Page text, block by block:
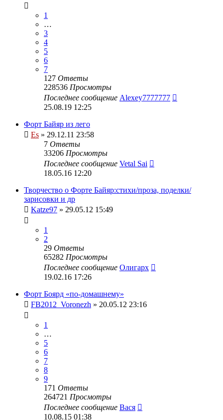
1
…
3
4
5
6
7
127 Ответы
228536 Просмотры
Последнее сообщение Alexey7777777
25.08.19 12:25
Форт Байяр из лего
Es » 29.12.11 23:58
7 Ответы
33206 Просмотры
Последнее сообщение Vetal Sai
18.05.16 12:20
Творчество о Форте Байяр:стихи/проза, поделки/
зарисовки и др
Katze97 » 29.05.12 15:49
1
2
29 Ответы
65282 Просмотры
Последнее сообщение Олигарх
19.02.16 17:26
Форт Боярд «по-домашнему»
FB2012_Voronezh » 20.05.12 23:16
1
…
5
6
7
8
9
171 Ответы
264721 Просмотры
Последнее сообщение Вася
10.08.15 01:38